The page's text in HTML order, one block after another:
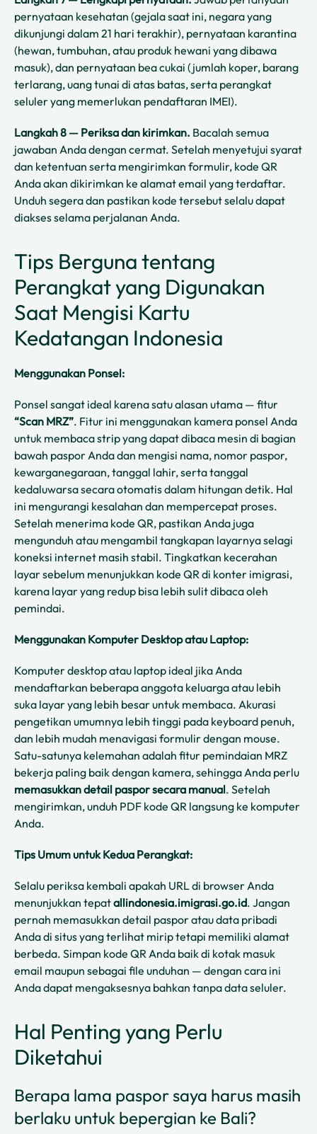
pernyataan kesehatan (gejala saat ini, negara yang
dikunjungi dalam 21 hari terakhir), pernyataan karantina
(hewan, tumbuhan, atau produk hewani yang dibawa
masuk), dan pernyataan bea cukai (jumlah koper, barang
terlarang, uang tunai di atas batas, serta perangkat
seluler yang memerlukan pendaftaran IMEI).
Langkah 8 — Periksa dan kirimkan. Bacalah semua
jawaban Anda dengan cermat. Setelah menyetujui syarat
dan ketentuan serta mengirimkan formulir, kode QR
Anda akan dikirimkan ke alamat email yang terdaftar.
Unduh segera dan pastikan kode tersebut selalu dapat
diakses selama perjalanan Anda.
Tips Berguna tentang
Perangkat yang Digunakan
Saat Mengisi Kartu
Kedatangan Indonesia
Menggunakan Ponsel:
Ponsel sangat ideal karena satu alasan utama — fitur
“Scan MRZ”. Fitur ini menggunakan kamera ponsel Anda
untuk membaca strip yang dapat dibaca mesin di bagian
bawah paspor Anda dan mengisi nama, nomor paspor,
kewarganegaraan, tanggal lahir, serta tanggal
kedaluwarsa secara otomatis dalam hitungan detik. Hal
ini mengurangi kesalahan dan mempercepat proses.
Setelah menerima kode QR, pastikan Anda juga
mengunduh atau mengambil tangkapan layarnya selagi
koneksi internet masih stabil. Tingkatkan kecerahan
layar sebelum menunjukkan kode QR di konter imigrasi,
karena layar yang redup bisa lebih sulit dibaca oleh
pemindai.
Menggunakan Komputer Desktop atau Laptop:
Komputer desktop atau laptop ideal jika Anda
mendaftarkan beberapa anggota keluarga atau lebih
suka layar yang lebih besar untuk membaca. Akurasi
pengetikan umumnya lebih tinggi pada keyboard penuh,
dan lebih mudah menavigasi formulir dengan mouse.
Satu-satunya kelemahan adalah fitur pemindaian MRZ
bekerja paling baik dengan kamera, sehingga Anda perlu
memasukkan detail paspor secara manual. Setelah
mengirimkan, unduh PDF kode QR langsung ke komputer
Anda.
Tips Umum untuk Kedua Perangkat:
Selalu periksa kembali apakah URL di browser Anda
menunjukkan tepatallindonesia.imigrasi.go.id. Jangan
pernah memasukkan detail paspor atau data pribadi
Anda di situs yang terlihat mirip tetapi memiliki alamat
berbeda. Simpan kode QR Anda baik di kotak masuk
email maupun sebagai file unduhan — dengan cara ini
Anda dapat mengaksesnya bahkan tanpa data seluler.
Hal Penting yang Perlu
Diketahui
Berapa lama paspor saya harus masih
berlaku untuk bepergian ke Bali?